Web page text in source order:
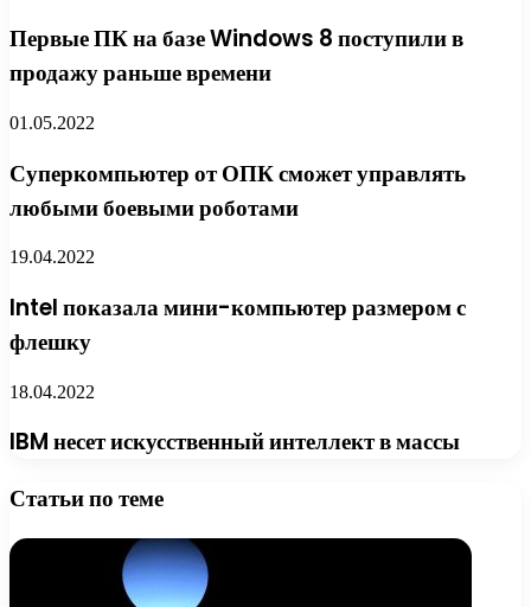
Первые ПК на базе Windows 8 поступили в
продажу раньше времени
01.05.2022
Суперкомпьютер от ОПК сможет управлять
любыми боевыми роботами
19.04.2022
Intel показала мини-компьютер размером с
флешку
18.04.2022
IBM несет искусственный интеллект в массы
Статьи по теме